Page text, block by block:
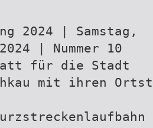
2024 | Samstag,
| Nummer 10
für die Stadt
mit ihren